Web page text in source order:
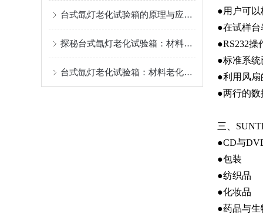
台式氙灯老化试验箱的原理与应用价值
探秘台式氙灯老化试验箱：材料耐候性测试的得力助手
台式氙灯老化试验箱：材料老化测试的关键设备
●用户可
●在试样
●RS232
●标准系
●利用风
●两行的
三、
●CD与
●包装
●纺织品
●化妆品
●药品与